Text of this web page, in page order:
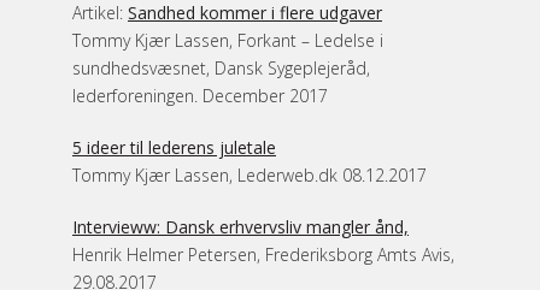
Artikel: Sandhed kommer i flere udgaver
Tommy Kjær Lassen, Forkant – Ledelse i
sundhedsvæsnet, Dansk Sygeplejeråd,
lederforeningen. December 2017
5 ideer til lederens juletale
Tommy Kjær Lassen, Lederweb.dk 08.12.2017
Intervieww: Dansk erhvervsliv mangler ånd,
Henrik Helmer Petersen, Frederiksborg Amts Avis,
29.08.2017